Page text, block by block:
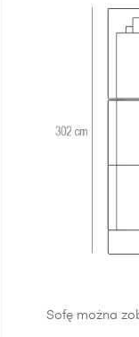
Sofę można